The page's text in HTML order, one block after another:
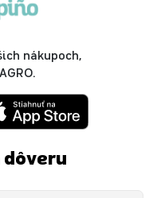
nákupoch,
dôveru